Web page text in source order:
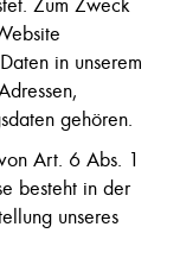
Zum Zweck
in unserem
gehören.
Art. 6 Abs. 1
besteht in der
unseres